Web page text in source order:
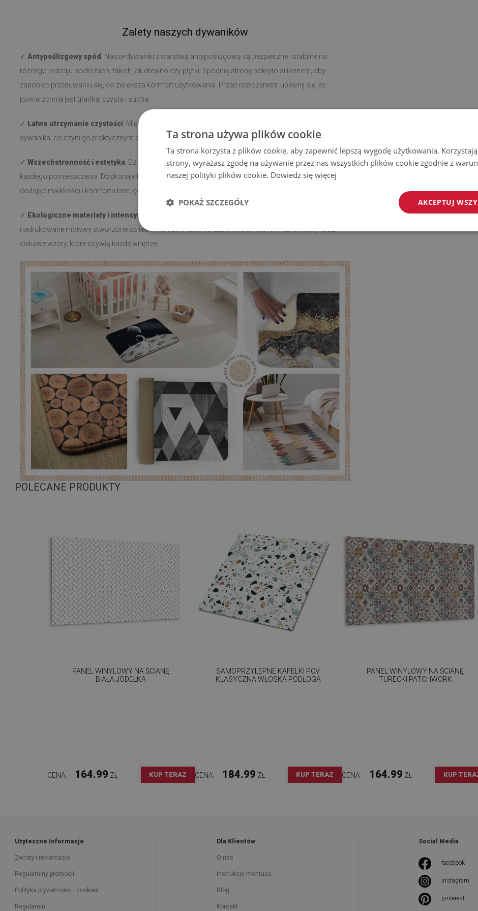
Zalety naszych dywaników
✓ Antypoślizgowy spód . Nasze dywaniki z warstwą antypoślizgową są bezpieczne i stabilne na
różnego rodzaju podłożach, takich jak drewno czy płytki. Spodnią stronę pokryto silikonem, aby
zapobiec przesuwaniu się, co zwiększa komfort użytkowania. Przed rozłożeniem upewnij się, że
powierzchnia jest gładka, czysta i sucha.
✓ Łatwe utrzymanie czystości . Miękkie, krótkie włosie ułatwia czyszczenie i dbanie o higienę
dywanika, co czyni go praktycznym elementem w każdym wnętrzu.
✓ Wszechstronność i estetyka . Dzięki różnorodnym wzorom dywanik można dopasować do
każdego pomieszczenia. Doskonale komponuje się zarówno przy łóżku, w przedpokoju, jak i w salonie,
dodając miękkości i komfortu tam, gdzie jest potrzebny.
✓ Ekologiczne materiały i intensywne kolory
nadrukowane motywy stworzone są techniką sublimacji, co zapewnia trwałe i wyraźne kolory oraz
ciekawe wzory, które ożywią każde wnętrze.
POLECANE PRODUKTY
PANEL WINYLOWY NA ŚCIANĘ
BIAŁA JODEŁKA
CENA: 164.99 ZŁ KUP TERAZ
SAMOPRZYLEPNE KAFELKI PCV
KLASYCZNA WŁOSKA PODŁOGA
CENA: 184.99 ZŁ KUP TERAZ
PANEL WINYLOWY NA ŚCIANĘ
TURECKI PATCHWORK
CENA: 164.99 ZŁ KUP
Użyteczne Informacje
Zwroty i reklamacje
Regulaminy promocji
Polityka prywatności i cookies
Regulamin
Dla Klientów
O nas
Instrukcje montażu
Blog
Kontakt
Social Media
facebook
instagram
pinterest
Ta strona używa plików cookie
Ta strona korzysta z plików cookie, aby zapewnić lepszą wygodę użytkowania.
strony, wyrażasz zgodę na używanie przez nas wszystkich plików cookie zgodnie z
naszej polityki plików cookie. Dowiedz się więcej
AKCEPTUJ
POKAŻ SZCZEGÓŁY